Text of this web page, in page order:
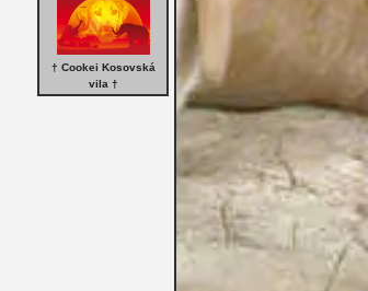
† Cookei Kosovská
vila †